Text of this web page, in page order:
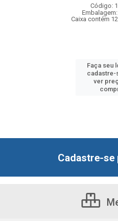
Código:
Caixa contém
Faça seu
cadastre-
ver
Cadastre-se